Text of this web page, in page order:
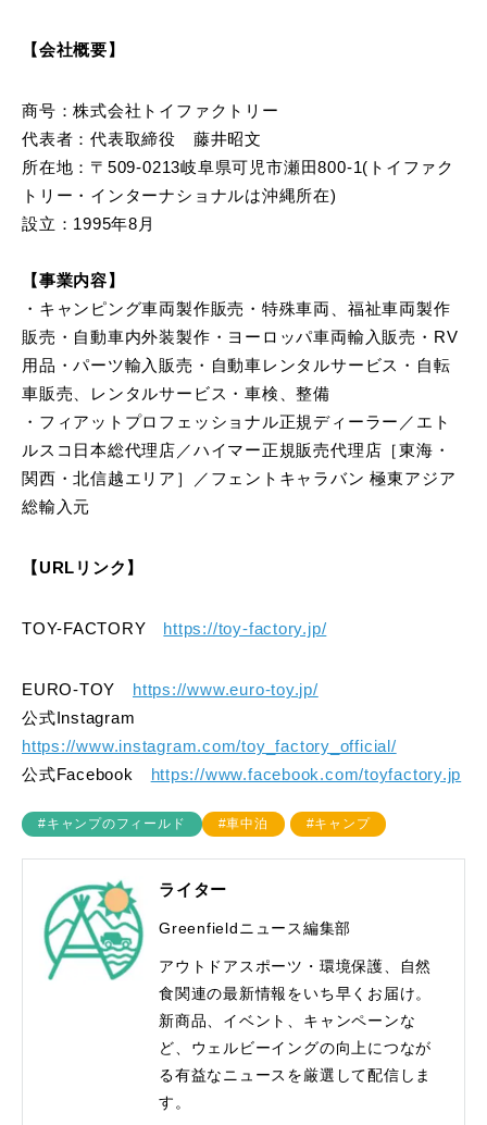
【会社概要】
商号：株式会社トイファクトリー
代表者：代表取締役 藤井昭文
所在地：〒509-0213岐阜県可児市瀬田800-1(トイファク
トリー・インターナショナルは沖縄所在)
設立：1995年8月
【事業内容】
・キャンピング車両製作販売・特殊車両、福祉車両製作
販売・自動車内外装製作・ヨーロッパ車両輸入販売・RV
用品・パーツ輸入販売・自動車レンタルサービス・自転
車販売、レンタルサービス・車検、整備
・フィアットプロフェッショナル正規ディーラー／エト
ルスコ日本総代理店／ハイマー正規販売代理店［東海・
関西・北信越エリア］／フェントキャラバン 極東アジア
総輸入元
【URLリンク】
TOY-FACTORY https://toy-factory.jp/
EURO-TOY
https://www.euro-toy.jp/
公式Instagram
https://www.instagram.com/toy_factory_official/
公式Facebook
https://www.facebook.com/toyfactory.jp
#キャンプのフィールド #車中泊 #キャンプ
ライター
Greenfieldニュース編集部
アウトドアスポーツ・環境保護、自然
食関連の最新情報をいち早くお届け。
新商品、イベント、キャンペーンな
ど、ウェルビーイングの向上につなが
る有益なニュースを厳選して配信しま
す。